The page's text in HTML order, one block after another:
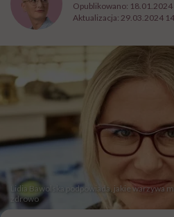
Opublikowano: 18.01.2024
Aktualizacja: 29.03.2024
Lidia Bawolska podpowiada, jakie warzywa
zdrowo